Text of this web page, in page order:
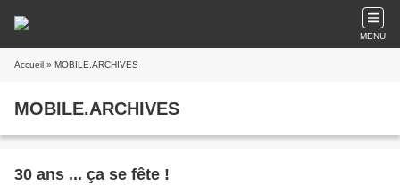
MENU
Accueil » MOBILE.ARCHIVES
MOBILE.ARCHIVES
30 ans ... ça se fête !